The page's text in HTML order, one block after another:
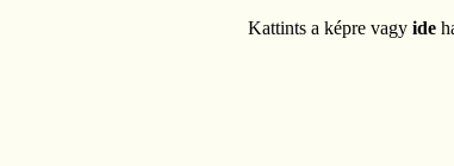
Kattints a képre vagy ide